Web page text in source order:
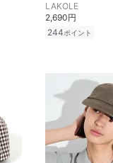
LAKOLE
2,690円
244ポイント